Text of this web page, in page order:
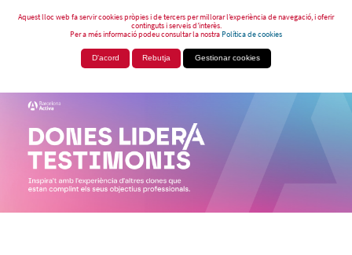
Aquest lloc web fa servir cookies pròpies i de tercers per millorar l’experiència de navegació, i oferir
continguts i serveis d’interès.
Per a més informació podeu consultar la nostraPolítica de cookies
D'acord Rebutja Gestionar cookies